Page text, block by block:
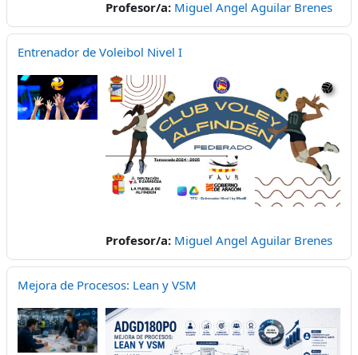
Profesor/a: Miguel Angel Aguilar Brenes
Entrenador de Voleibol Nivel I
Profesor/a: Miguel Angel Aguilar Brenes
Mejora de Procesos: Lean y VSM